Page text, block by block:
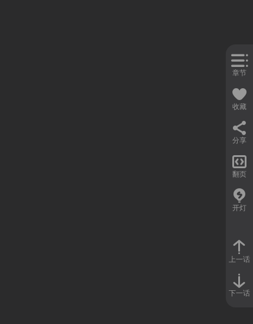
章节
收藏
分享

翻页
开灯
上一话
下一话